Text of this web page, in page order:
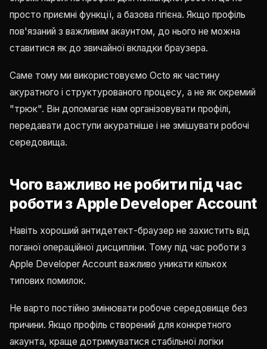
просто приємні функції, а базова гігієна. Якщо профіль
пов'язаний з важливим акаунтом, до нього не можна
ставитися як до звичайної вкладки браузера.
Саме тому ми використовуємо Octo як частину
акуратного і структурованого процесу, а не як окремий
"трюк". Він допомагає нам організовувати профілі,
передавати доступи акуратніше і не змішувати робочі
середовища.
Чого важливо не робити під час
роботи з Apple Developer Account
Навіть хороший антидетект-браузер не захистить від
поганої операційної дисципліни. Тому під час роботи з
Apple Developer Account важливо уникати кількох
типових помилок.
Не варто постійно змінювати робоче середовище без
причини. Якщо профіль створений для конкретного
акаунта, краще дотримуватися стабільної логіки